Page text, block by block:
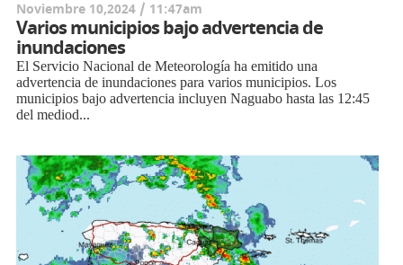
Noviembre 10,2024 / 11:47am
Varios municipios bajo advertencia de
inundaciones
El Servicio Nacional de Meteorología ha emitido una
advertencia de inundaciones para varios municipios. Los
municipios bajo advertencia incluyen Naguabo hasta las 12:45
del mediod...